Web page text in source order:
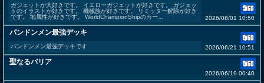
ガジェットが大好きです。 イエローガジェットが好きです。 ガジェッ
トのイラストが好きです。 機械族が好きです。 リミッター解除が好き
です。 地属性が好きです。 WorldChampionShipのカー...
2026/08/01 10:50
パンドンメン最強デッキ
パンドンメン最強デッキです 2026/06/21 10:51
聖なるバリア
2026/06/19 00:40